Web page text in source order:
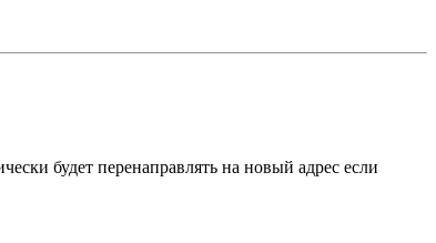
будет перенаправлять на новый адрес если